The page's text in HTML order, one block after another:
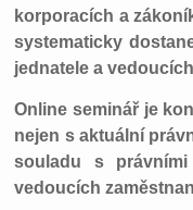
korporacích a
systematicky
jednatele a
Online seminář je
nejen s aktuální
souladu s
vedoucích